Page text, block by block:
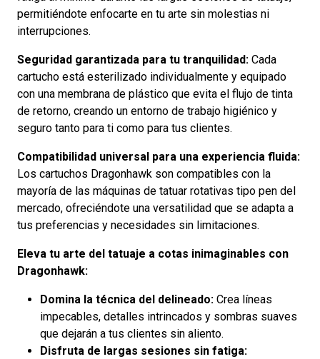
permitiéndote enfocarte en tu arte sin molestias ni
interrupciones.
Seguridad garantizada para tu tranquilidad: Cada
cartucho está esterilizado individualmente y equipado
con una membrana de plástico que evita el flujo de tinta
de retorno, creando un entorno de trabajo higiénico y
seguro tanto para ti como para tus clientes.
Compatibilidad universal para una experiencia fluida:
Los cartuchos Dragonhawk son compatibles con la
mayoría de las máquinas de tatuar rotativas tipo pen del
mercado, ofreciéndote una versatilidad que se adapta a
tus preferencias y necesidades sin limitaciones.
Eleva tu arte del tatuaje a cotas inimaginables con
Dragonhawk:
Domina la técnica del delineado: Crea líneas
impecables, detalles intrincados y sombras suaves
que dejarán a tus clientes sin aliento.
Disfruta de largas sesiones sin fatiga: